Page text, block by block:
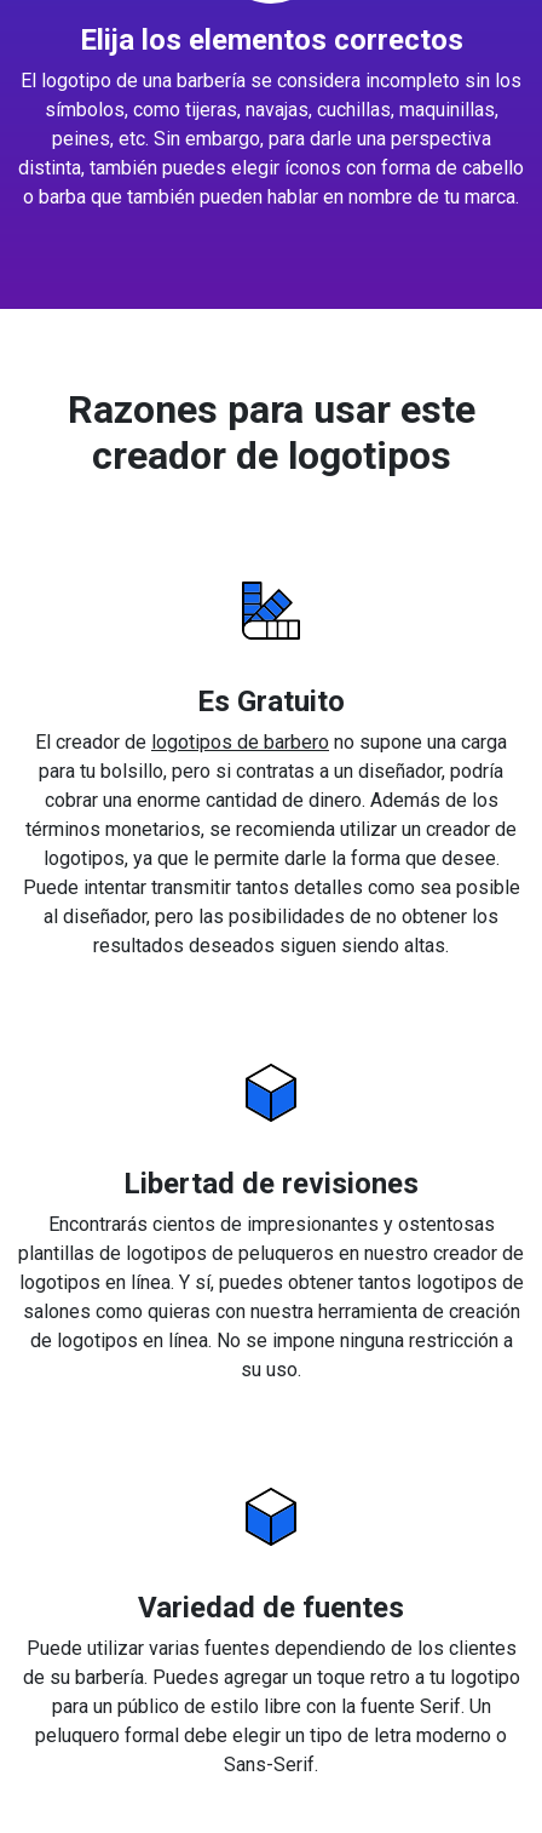
Elija los elementos correctos
El logotipo de una barbería se considera incompleto sin los
símbolos, como tijeras, navajas, cuchillas, maquinillas,
peines, etc. Sin embargo, para darle una perspectiva
distinta, también puedes elegir íconos con forma de cabello
o barba que también pueden hablar en nombre de tu marca.
Razones para usar este
creador de logotipos
Es Gratuito
El creador de logotipos de barbero no supone una carga
para tu bolsillo, pero si contratas a un diseñador, podría
cobrar una enorme cantidad de dinero. Además de los
términos monetarios, se recomienda utilizar un creador de
logotipos, ya que le permite darle la forma que desee.
Puede intentar transmitir tantos detalles como sea posible
al diseñador, pero las posibilidades de no obtener los
resultados deseados siguen siendo altas.
Libertad de revisiones
Encontrarás cientos de impresionantes y ostentosas
plantillas de logotipos de peluqueros en nuestro creador de
logotipos en línea. Y sí, puedes obtener tantos logotipos de
salones como quieras con nuestra herramienta de creación
de logotipos en línea. No se impone ninguna restricción a
su uso.
Variedad de fuentes
Puede utilizar varias fuentes dependiendo de los clientes
de su barbería. Puedes agregar un toque retro a tu logotipo
para un público de estilo libre con la fuente Serif. Un
peluquero formal debe elegir un tipo de letra moderno o
Sans-Serif.